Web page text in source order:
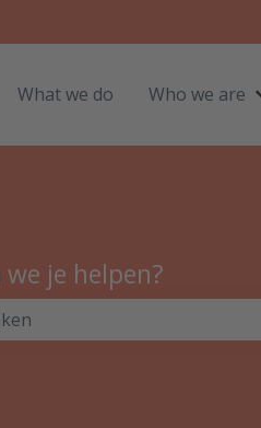
What we do Who we are
je helpen?